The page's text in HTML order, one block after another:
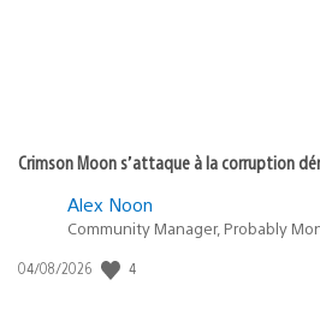
Crimson Moon s’attaque à la corruption
Alex Noon
Community Manager, Probably
Date
04/08/2026 4